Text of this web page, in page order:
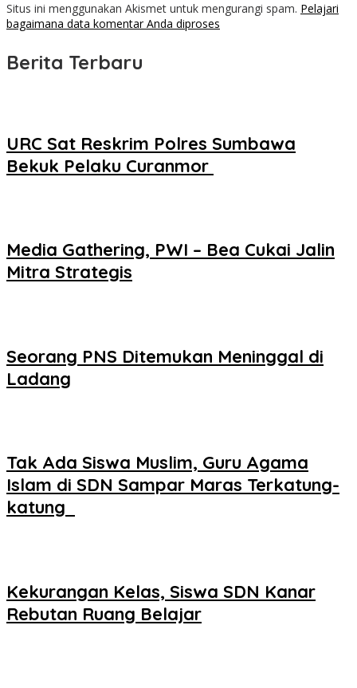
Situs ini menggunakan Akismet untuk mengurangi spam. Pelajari
bagaimana data komentar Anda diproses
Berita Terbaru
URC Sat Reskrim Polres Sumbawa
Bekuk Pelaku Curanmor ‎
Media Gathering, PWI – Bea Cukai Jalin
Mitra Strategis
Seorang PNS Ditemukan Meninggal di
Ladang
Tak Ada Siswa Muslim, Guru Agama
Islam di SDN Sampar Maras Terkatung-
katung ‎
Kekurangan Kelas, Siswa SDN Kanar
Rebutan Ruang Belajar